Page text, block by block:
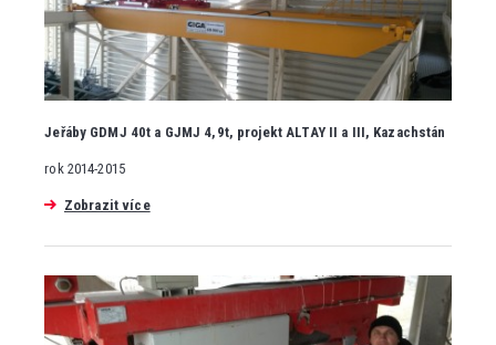
Jeřáby GDMJ 40t a GJMJ 4,9t, projekt ALTAY II a III, Kazachstán
rok 2014-2015
Zobrazit více